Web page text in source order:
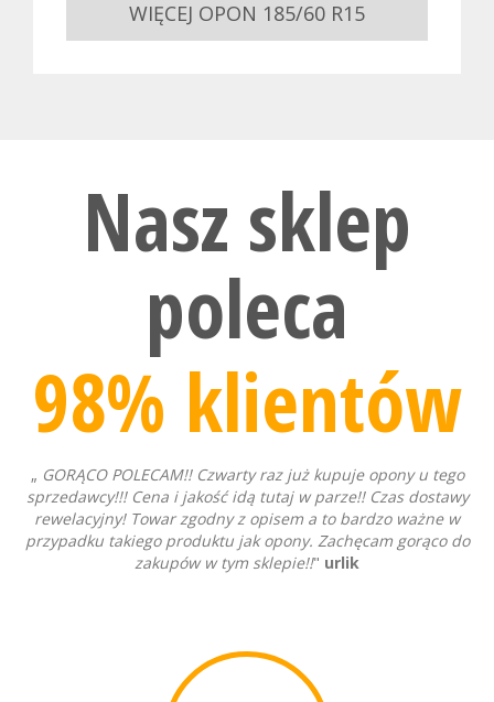
WIĘCEJ OPON 185/60 R15
Nasz sklep
poleca
98% klientów
„ GORĄCO POLECAM!! Czwarty raz już kupuje opony u tego
sprzedawcy!!! Cena i jakość idą tutaj w parze!! Czas dostawy
rewelacyjny! Towar zgodny z opisem a to bardzo ważne w
przypadku takiego produktu jak opony. Zachęcam gorąco do
zakupów w tym sklepie!!" urlik